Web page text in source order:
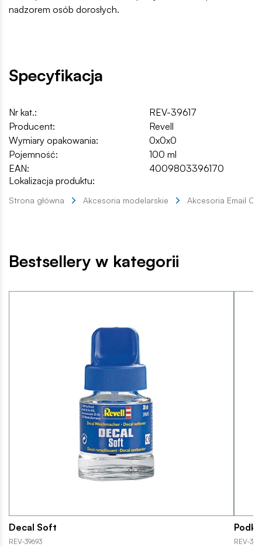
nadzorem osób dorosłych.
Specyfikacja
Nr kat.:
REV-39617
Producent:
Revell
Wymiary opakowania:
0x0x0
Pojemność:
100 ml
EAN:
4009803396170
Lokalizacja produktu:
Strona główna Akcesoria modelarskie Akcesoria Email
Bestsellery w kategorii
Decal Soft
REV-39693 REV-